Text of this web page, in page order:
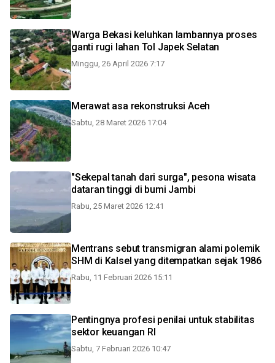
Warga Bekasi keluhkan lambannya proses
ganti rugi lahan Tol Japek Selatan
Minggu, 26 April 2026 7:17
Merawat asa rekonstruksi Aceh
Sabtu, 28 Maret 2026 17:04
"Sekepal tanah dari surga", pesona wisata
dataran tinggi di bumi Jambi
Rabu, 25 Maret 2026 12:41
Mentrans sebut transmigran alami polemik
SHM di Kalsel yang ditempatkan sejak 1986
Rabu, 11 Februari 2026 15:11
Pentingnya profesi penilai untuk stabilitas
sektor keuangan RI
Sabtu, 7 Februari 2026 10:47